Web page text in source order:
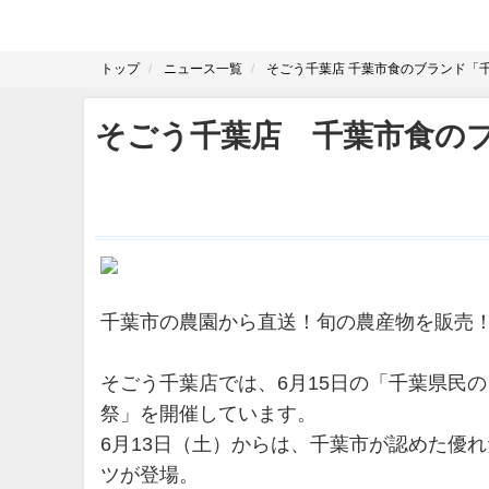
トップ ニュース一覧 そごう千葉店 千葉市食のブランド「
そごう千葉店 千葉市食の
千葉市の農園から直送！旬の農産物を販売
そごう千葉店では、6月15日の「千葉県民
祭」を開催しています。
6月13日（土）からは、千葉市が認めた優
ツが登場。